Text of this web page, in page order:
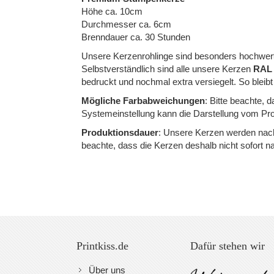
images
gallery
Höhe ca. 10cm
Durchmesser ca. 6cm
Brenndauer ca. 30 Stunden
Unsere Kerzenrohlinge sind besonders
Selbstverständlich sind alle unsere Kerzen
bedruckt und nochmal extra versiegelt. So
Mögliche Farbabweichungen: Bitte beachte,
Systemeinstellung kann die Darstellung vom
Produktionsdauer: Unsere Kerzen werden
beachte, dass die Kerzen deshalb nicht sofort
Printkiss.de
Über uns
Dafür stehen wir